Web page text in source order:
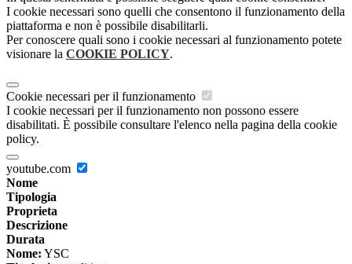
I cookie necessari sono quelli che consentono il funzionamento della
piattaforma e non è possibile disabilitarli.
Per conoscere quali sono i cookie necessari al funzionamento potete
visionare la COOKIE POLICY.
Cookie necessari per il funzionamento
I cookie necessari per il funzionamento non possono essere
disabilitati. È possibile consultare l'elenco nella pagina della cookie
policy.
youtube.com
Nome
Tipologia
Proprieta
Descrizione
Durata
Nome: YSC